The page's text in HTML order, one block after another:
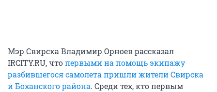
Мэр Свирска Владимир Орноев рассказал
IRCITY.RU, чтопервыми на помощь экипажу
разбившегося самолета пришли жители Свирска
и Боханского района. Среди тех, кто первым